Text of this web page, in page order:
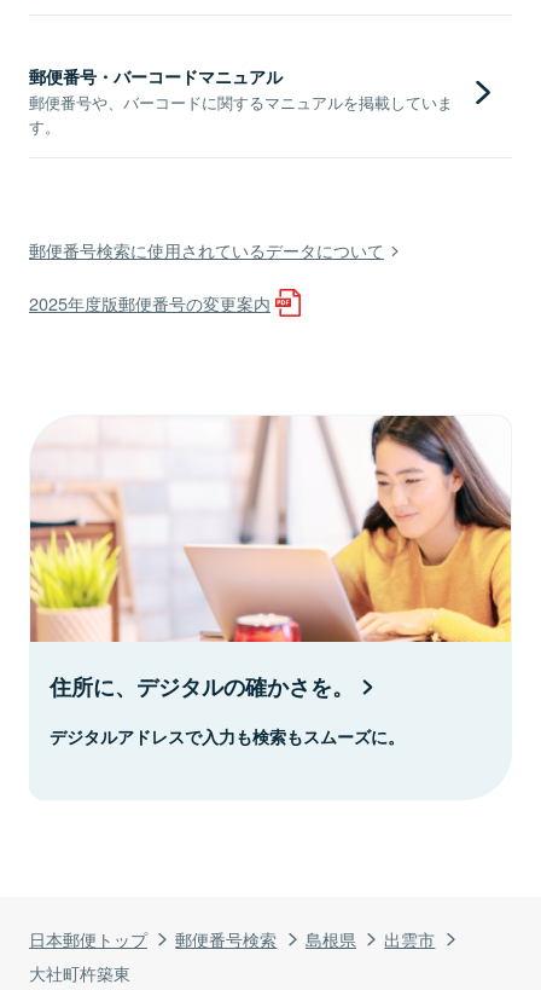
日本郵便トップ 郵便番号検索 島根県
出雲市
大社町杵築東
郵便番号・バーコードマニュアル
郵便番号や、バーコードに関するマニュアルを掲載していま
す。
郵便番号検索に使用されているデータについて
2025年度版郵便番号の変更案内
住所に、デジタルの確かさを。
デジタルアドレスで入力も検索もスムーズに。